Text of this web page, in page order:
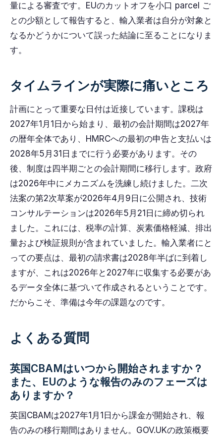
量による審査です。EUのカットオフを小口 parcel ご
との少額として報告すると、輸入業者は自分が対象と
なるかどうかについて誤った結論に至ることになりま
す。
タイムラインが実際に痛いところ
計画にとって重要な日付は近接しています。課税は
2027年1月1日から始まり、最初の会計期間は2027年
の暦年全体であり、HMRCへの最初の申告と支払いは
2028年5月31日までに行う必要があります。その
後、制度は四半期ごとの会計期間に移行します。政府
は2026年中にメカニズムを洗練し続けました。二次
法案の第2次草案が2026年4月9日に公開され、技術
コンサルテーションは2026年5月21日に締め切られ
ました。これには、税率の計算、炭素価格軽減、排出
量および検証規則が含まれていました。輸入業者にと
っての要点は、最初の請求書は2028年半ばに到着し
ますが、これは2026年と2027年に収集する必要があ
るデータ全体に基づいて作成されるということです。
だからこそ、準備は今年の課題なのです。
よくある質問
英国CBAMはいつから開始されますか？
また、EUのような報告のみのフェーズは
ありますか？
英国CBAMは2027年1月1日から課金が開始され、報
告のみの移行期間はありません。GOV.UKの政策概要